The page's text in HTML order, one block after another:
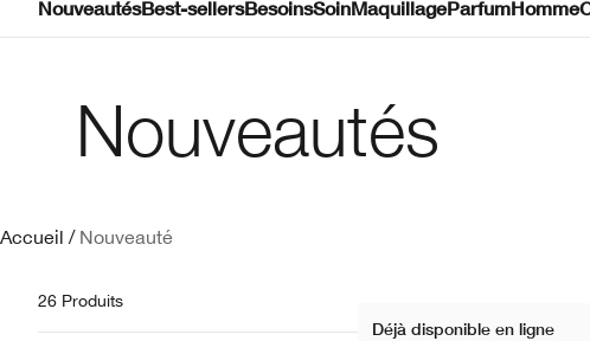
NouveautésBest-sellersBesoinsSoinMaquillageParfumHomme
Nouveautés
Accueil / Nouveauté
26 Produits
Déjà disponible en ligne